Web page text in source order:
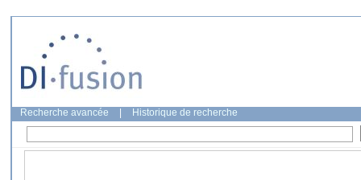
Recherche avancée Historique de recherche